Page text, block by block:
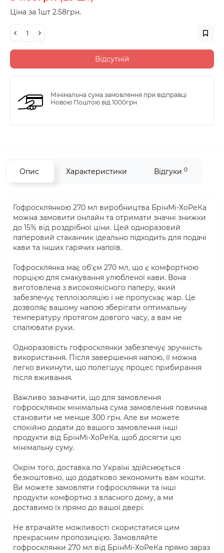
Ціна за 1шт 2.58грн.
Відсутній
Мінімальна сума замовлення при відправці
Новою Поштою від 1000грн
Опис Характеристики Відгуки 0
Гофросклянкою 270 мл виробництва БрінМі-ХоРеКа
можна замовити онлайн та отримати значні знижки
до 15% від роздрібної ціни. Цей одноразовий
паперовий стаканчик ідеально підходить для подачі
кави та інших гарячих напоїв.
Гофросклянка має об'єм 270 мл, що є комфортною
порцією для смакування улюбленої кави. Вона
виготовлена з високоякісного паперу, який
забезпечує теплоізоляцію і не пропускає жар. Це
дозволяє вашому напою зберігати оптимальну
температуру протягом довгого часу, а вам не
спалювати руки.
Одноразовість гофросклянки забезпечує зручність
використання. Після завершення напою, її можна
легко викинути, що полегшує процес прибирання
після вживання.
Важливо зазначити, що для замовлення
гофросклянок мінімальна сума замовлення повинна
становити не менше 300 грн. Але ви можете
спокійно додати до вашого замовлення інші
продукти від БрінМі-ХоРеКа, щоб досягти цю
мінімальну суму.
Окрім того, доставка по Україні здійснюється
безкоштовно, що додатково зекономить вам кошти.
Ви можете замовляти гофросклянки та інші
продукти комфортно з власного дому, а ми
доставимо їх прямо до вашої двері.
Не втрачайте можливості скористатися цим
прекрасним пропозицією. Замовляйте
гофросклянки 270 мл від БрінМі-ХоРеКа прямо зараз